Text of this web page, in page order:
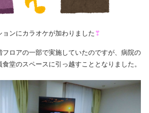
ンにカラオケが加わりました❣
ロアの一部で実施していたのですが、病院の
堂のスペースに引っ越すこととなりました。